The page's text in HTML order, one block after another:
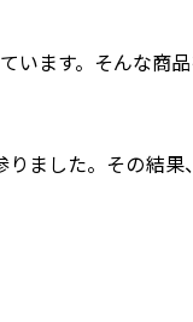
います。そんな商
ました。その結